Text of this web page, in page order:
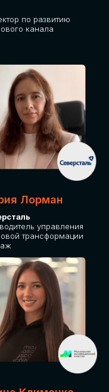
по развитию
канала
Лорман
управления
трансформации